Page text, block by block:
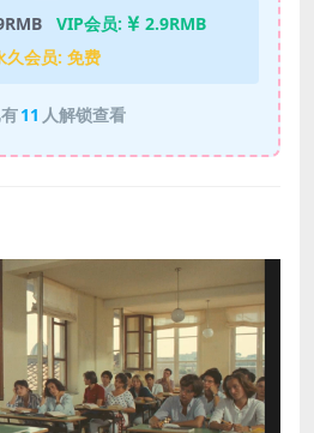
VIP会员:
2.9RMB
久会员: 免费
11 人解锁查看